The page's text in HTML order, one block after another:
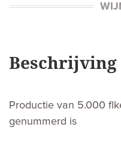
Beschrijving
Productie van 5.000
genummerd is